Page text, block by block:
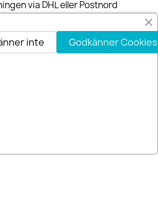
via DHL eller Postnord
du pengarna tillbaka inom 30-
Godkänner Cookies
inte